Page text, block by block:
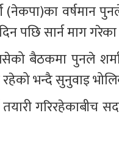
(नेकपा)का वर्षमान
पछि सार्न माग
बैठकमा पुनले
भन्दै सुनुवाइ
गरिरहेकाबीच